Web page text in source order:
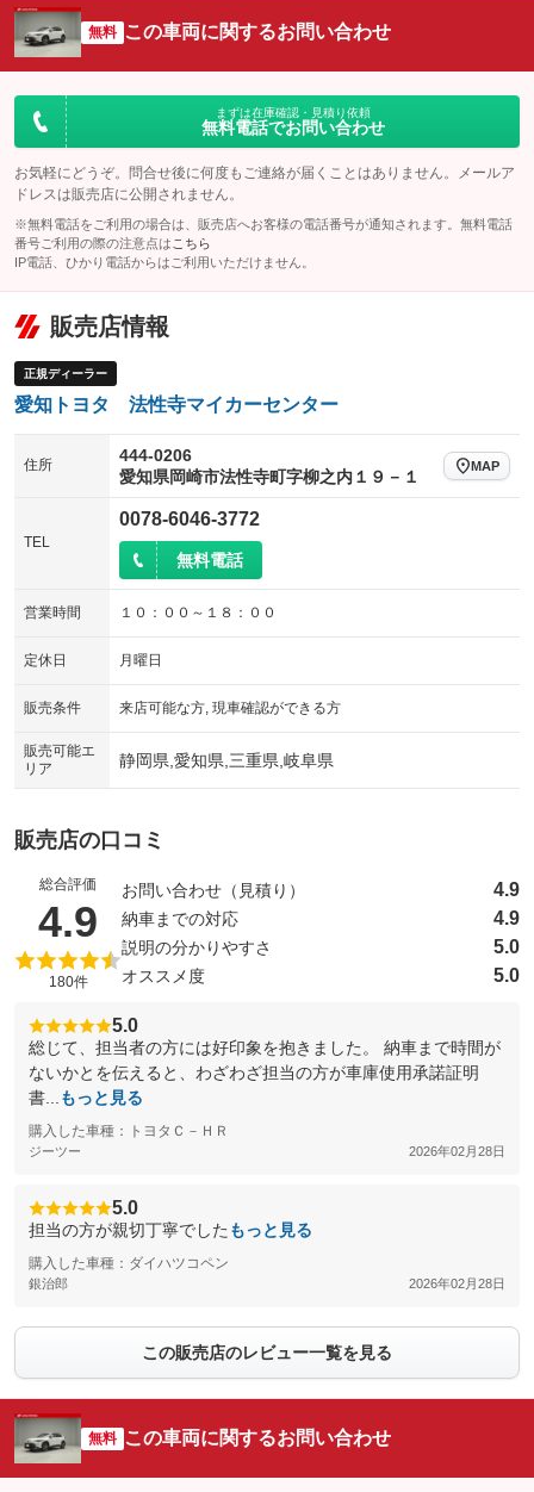
サイドカメラ
：装備なし ルーフレール
：装備なし
：装備なし
：装備なし
無料 この車両に関するお問い合わせ
まずは在庫確認・見積り依頼
無料電話でお問い合わせ
お気軽にどうぞ。問合せ後に何度もご連絡が届くことはありません。メールア
ドレスは販売店に公開されません。
※無料電話をご利用の場合は、販売店へお客様の電話番号が通知されます。無料電話
番号ご利用の際の注意点は こちら
IP電話、ひかり電話からはご利用いただけません。
販売店情報
正規ディーラー
愛知トヨタ 法性寺マイカーセンター
住所
444-0206
愛知県岡崎市法性寺町字柳之内１９－１
MAP
TEL
0078-6046-3772
無料電話
営業時間 １０：００～１８：００
定休日 月曜日
販売条件 来店可能な方, 現車確認ができる方
販売可能エ
リア
静岡県,愛知県,三重県,岐阜県
販売店の口コミ
総合評価
4.9 （5点満点中）
180件
お問い合わせ（見積り） 4.9
納車までの対応 4.9
説明の分かりやすさ 5.0
オススメ度 5.0
5.0
総じて、担当者の方には好印象を抱きました。 納車まで時間が
ないかとを伝えると、わざわざ担当の方が車庫使用承諾証明
書...
もっと見る
購入した車種：トヨタＣ－ＨＲ
ジーツー 2026年02月28日
5.0
担当の方が親切丁寧でした もっと見る
購入した車種：ダイハツコペン
銀治郎 2026年02月28日
この販売店のレビュー一覧を見る
無料 この車両に関するお問い合わせ